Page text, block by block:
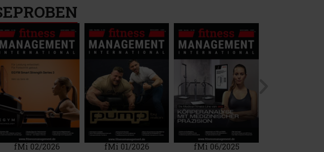
fMi 02/2026 fMi 01/2026 fMi 06/2025